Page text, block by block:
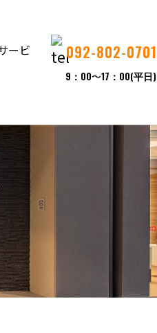
092-802-0701
9：00〜17：00(平日)